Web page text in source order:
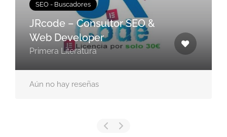
SEO - Buscadores
JRcode – Consultor SEO &
Web Developer
Primera Literatura
Aún no hay reseñas